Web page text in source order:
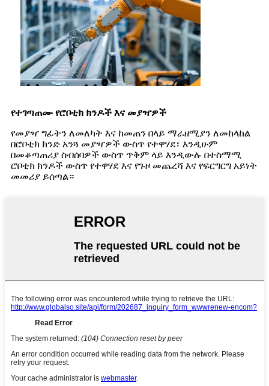
የተገጣጠሙ የሮቦቲክ ክንዶች እና መያዣዎች
የመያዣ ግፊትን ለመለካት እና ከመጠን በላይ ማራዘሚያን ለመከላከል
በሮቦቲክ ክንድ አንጓ መያዣዎች ውስጥ የተዋሃደ፣ እንዲሁም
በመቆጣጠሪያ ስብሰባዎች ውስጥ ጥቅም ላይ እንዲውሉ በተስማሚ
ሮቦቲክ ክንዶች ውስጥ የተዋሃደ እና የጉዞ መጨረሻ እና የፍርግርግ አይነት
መመሪያ ይሰጣል።